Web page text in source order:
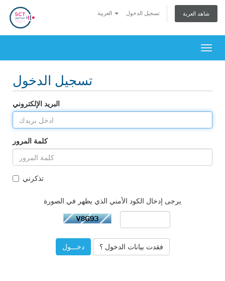
تسجيل الدخول شاهد العربة
تسجيل الدخول
البريد الإلكتروني
كلمة المرور
تذكرني
يرجى إدخال الكود الأمني الذي يظهر في الصورة
فقدت بيانات الدخول ؟